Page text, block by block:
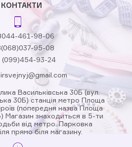
КОНТАКТИ
461-98-06
95-08
(099)454-93-24
Васильківська 30Б (вул.
30Б) станція метро Площа
(попередня назва Площа
Магазин знаходиться в 5-ти
від метро. Парковка
прямо біля магазину.